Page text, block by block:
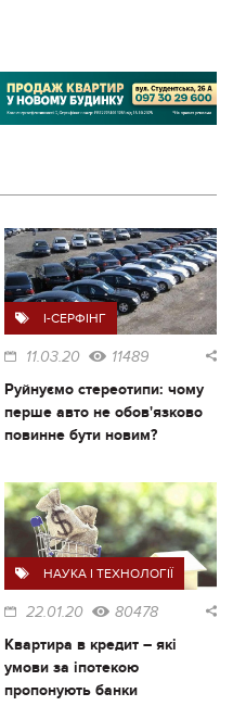
I-СЕРФІНГ
11.03.20 11489
Руйнуємо стереотипи: чому
перше авто не обов'язково
повинне бути новим?
НАУКА І ТЕХНОЛОГІЇ
22.01.20 80478
Квартира в кредит – які
умови за іпотекою
пропонують банки